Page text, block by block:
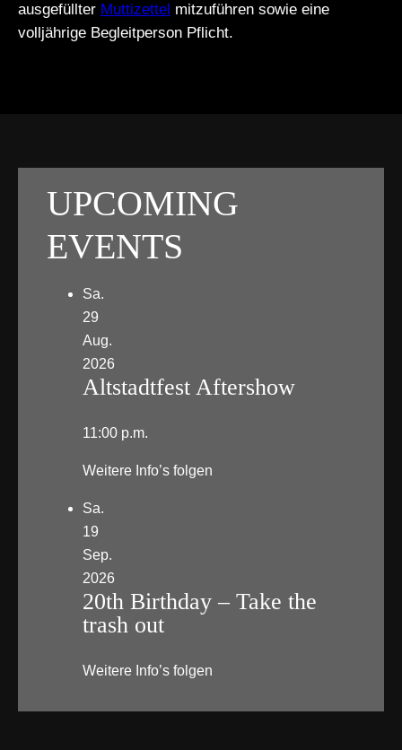
ausgefüllter Muttizettel mitzuführen sowie eine
volljährige Begleitperson Pflicht.
UPCOMING
EVENTS
Sa.
29
Aug.
2026
Altstadtfest Aftershow
11:00 p.m.
Weitere Info’s folgen
Sa.
19
Sep.
2026
20th Birthday – Take the
trash out
Weitere Info’s folgen